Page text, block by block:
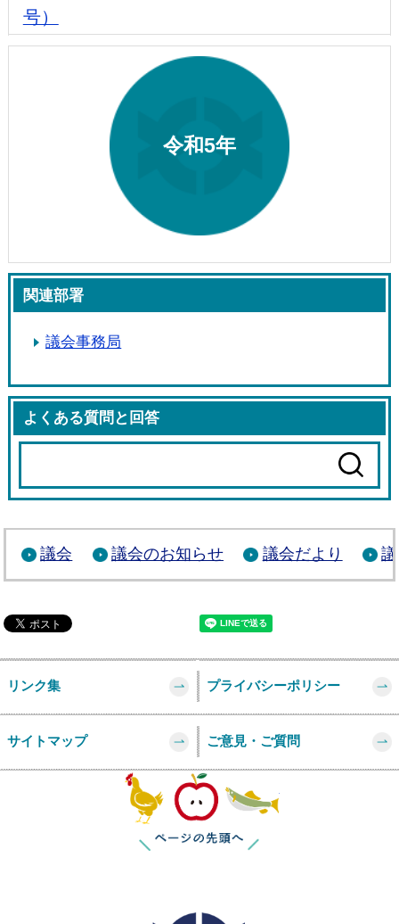
号）
令和5年
関連部署
議会事務局
よくある質問と回答
議会 議会のお知らせ 議会だより
リンク集 プライバシーポリシー
サイトマップ ご意見・ご質問